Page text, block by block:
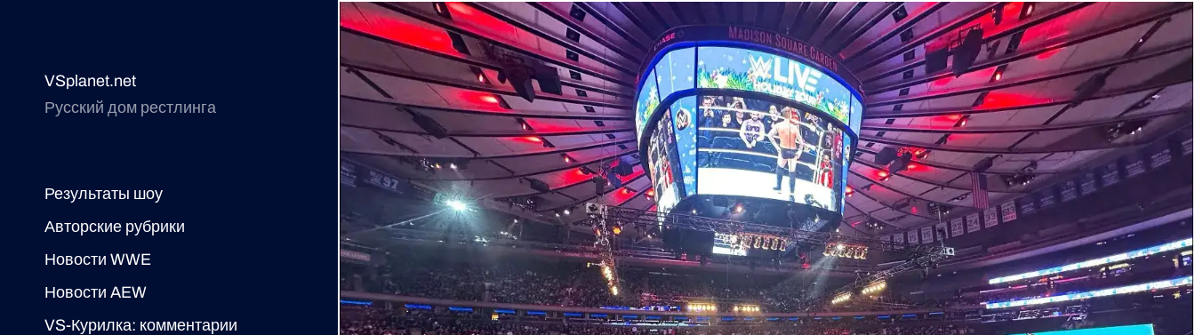
VSplanet.net
Русский дом рестлинга
Результаты шоу
Авторские рубрики
Новости WWE
Новости AEW
VS-Курилка: комментарии